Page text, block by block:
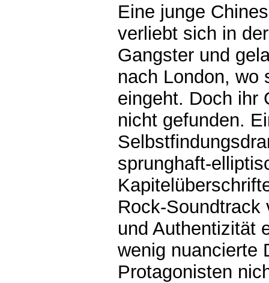
Eine junge
verliebt sich in
Gangster und
nach London, wo
eingeht. Doch ihr
nicht gefunden.
sprunghaft-
Rock-Soundtrack
und Authentizität
wenig nuancierte
Protagonisten